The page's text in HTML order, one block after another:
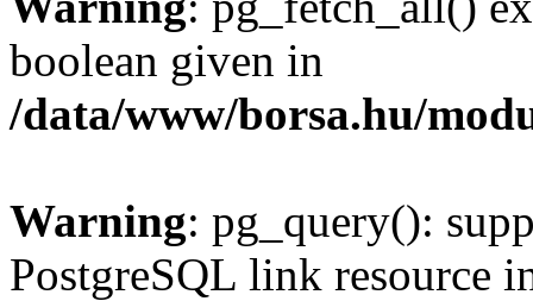
boolean given in
/data/www/borsa.hu/
Warning: pg_query():
PostgreSQL link resource